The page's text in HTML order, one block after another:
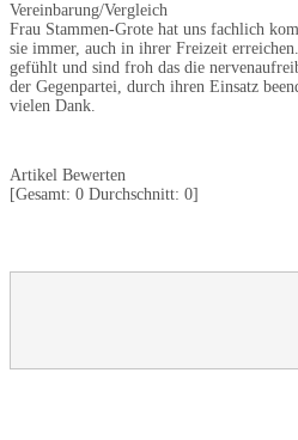
Vereinbarung/Vergleich
Frau Stammen-Grote hat uns fachlich
sie immer, auch in ihrer Freizeit
gefühlt und sind froh das die
der Gegenpartei, durch ihren Einsatz
vielen Dank.
Artikel Bewerten
[Gesamt: 0 Durchschnitt: 0]